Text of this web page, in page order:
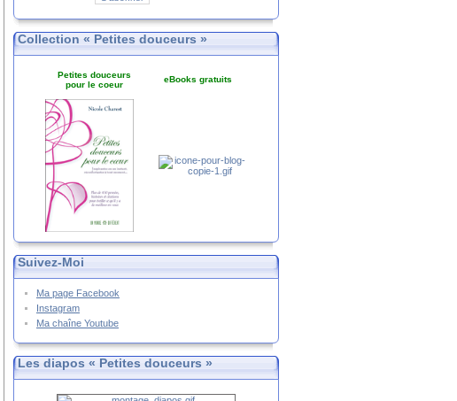
Collection « Petites douceurs »
Petites douceurs
pour le coeur
eBooks gratuits
Suivez-Moi
Ma page Facebook
Instagram
Ma chaîne Youtube
Les diapos « Petites douceurs »